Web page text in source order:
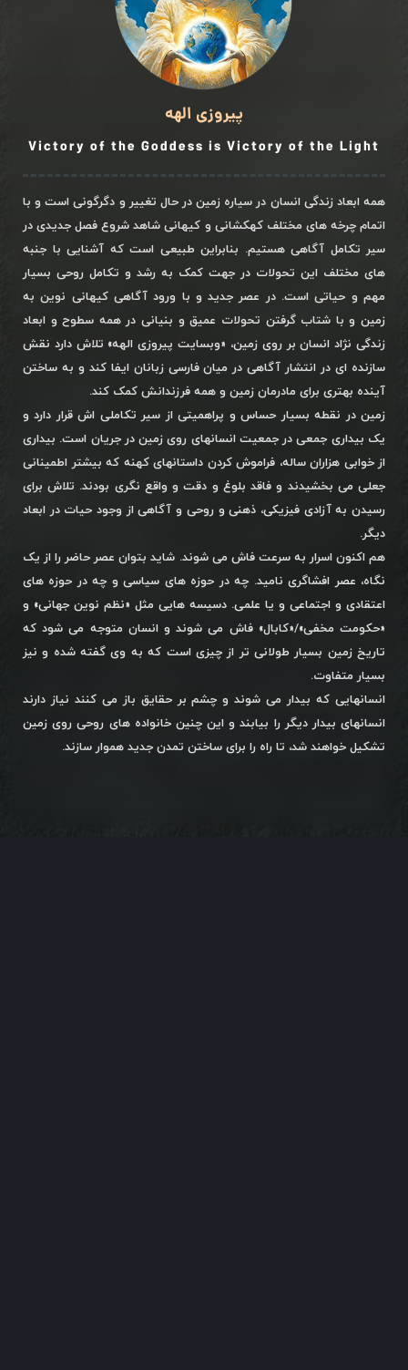
پیروزی الهه
Victory of the Goddess is Victory of the Light
همه ابعاد زندگی انسان در سیاره زمین در حال تغییر و دگرگونی است و با
اتمام چرخه های مختلف کهکشانی و کیهانی شاهد شروع فصل جدیدی در
سیر تکامل آگاهی هستیم. بنابراین طبیعی است که آشنایی با جنبه
های مختلف این تحولات در جهت کمک به رشد و تکامل روحی بسیار
مهم و حیاتی است. در عصر جدید و با ورود آگاهی کیهانی نوین به
زمین و با شتاب گرفتن تحولات عمیق و بنیانی در همه سطوح و ابعاد
زندگی نژاد انسان بر روی زمین، «وبسایت پیروزی الهه» تلاش دارد نقش
سازنده ای در انتشار آگاهی در میان فارسی زبانان ایفا کند و به ساختن
آینده بهتری برای مادرمان زمین و همه فرزندانش کمک کند.
زمین در نقطه بسیار حساس و پراهمیتی از سیر تکاملی اش قرار دارد و
یک بیداری جمعی در جمعیت انسانهای روی زمین در جریان است. بیداری
از خوابی هزاران ساله، فراموش کردن داستانهای کهنه که بیشتر اطمینانی
جعلی می بخشیدند و فاقد بلوغ و دقت و واقع نگری بودند. تلاش برای
رسیدن به آزادی فیزیکی، ذهنی و روحی و آگاهی از وجود حیات در ابعاد
دیگر.
هم اکنون اسرار به سرعت فاش می شوند. شاید بتوان عصر حاضر را از یک
نگاه، عصر افشاگری نامید. چه در حوزه های سیاسی و چه در حوزه های
اعتقادی و اجتماعی و یا علمی. دسیسه هایی مثل «نظم نوین جهانی» و
«حکومت مخفی»/«کابال» فاش می شوند و انسان متوجه می شود که
تاریخ زمین بسیار طولانی تر از چیزی است که به وی گفته شده و نیز
بسیار متفاوت.
انسانهایی که بیدار می شوند و چشم بر حقایق باز می کنند نیاز دارند
انسانهای بیدار دیگر را بیابند و این چنین خانواده های روحی روی زمین
تشکیل خواهند شد، تا راه را برای ساختن تمدن جدید هموار سازند.